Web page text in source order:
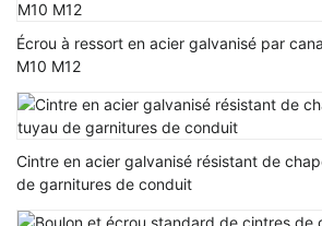
Écrou à ressort en acier galvanisé par
M10 M12
Cintre en acier galvanisé résistant de
de garnitures de conduit